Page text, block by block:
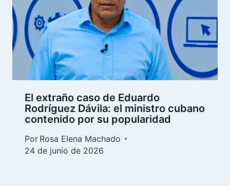
El extraño caso de Eduardo
Rodríguez Dávila: el ministro cubano
contenido por su popularidad
Por Rosa Elena Machado
24 de junio de 2026